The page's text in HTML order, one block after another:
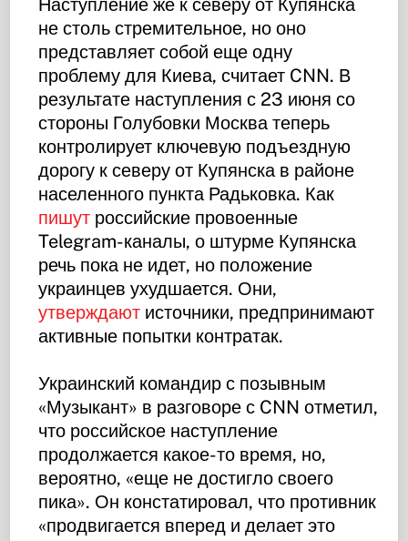
Наступление же к северу от Купянска
не столь стремительное, но оно
представляет собой еще одну
проблему для Киева, считает CNN. В
результате наступления с 23 июня со
стороны Голубовки Москва теперь
контролирует ключевую подъездную
дорогу к северу от Купянска в районе
населенного пункта Радьковка. Как
пишут российские провоенные
Telegram-каналы, о штурме Купянска
речь пока не идет, но положение
украинцев ухудшается. Они,
утверждают источники, предпринимают
активные попытки контратак.
Украинский командир с позывным
«Музыкант» в разговоре с CNN отметил,
что российское наступление
продолжается какое-то время, но,
вероятно, «еще не достигло своего
пика». Он констатировал, что противник
«продвигается вперед и делает это